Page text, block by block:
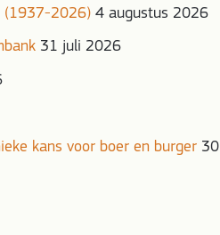
(1937-2026) 4 augustus 2026
31 juli 2026
kans voor boer en burger 30